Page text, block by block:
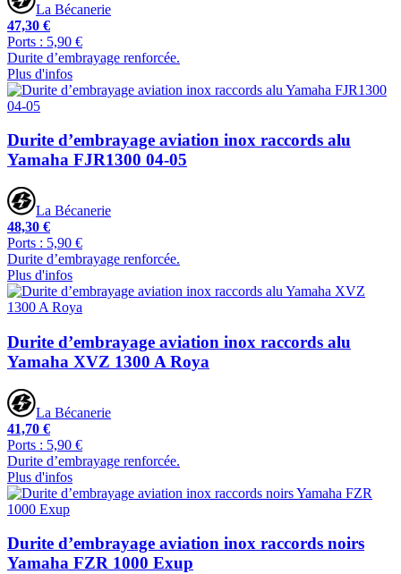
La Bécanerie
47,30 €
Ports : 5,90 €
Durite d’embrayage renforcée.
Plus d'infos
Durite d’embrayage aviation inox raccords alu
Yamaha FJR1300 04-05
La Bécanerie
48,30 €
Ports : 5,90 €
Durite d’embrayage renforcée.
Plus d'infos
Durite d’embrayage aviation inox raccords alu
Yamaha XVZ 1300 A Roya
La Bécanerie
41,70 €
Ports : 5,90 €
Durite d’embrayage renforcée.
Plus d'infos
Durite d’embrayage aviation inox raccords noirs
Yamaha FZR 1000 Exup